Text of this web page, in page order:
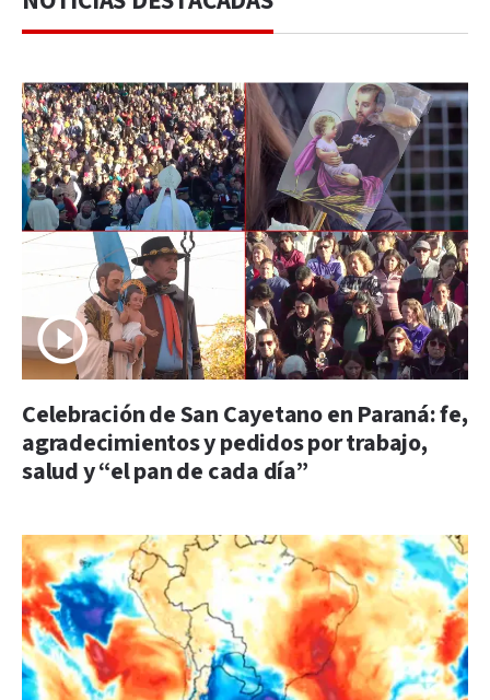
Celebración de San Cayetano en Paraná: fe,
agradecimientos y pedidos por trabajo,
salud y “el pan de cada día”